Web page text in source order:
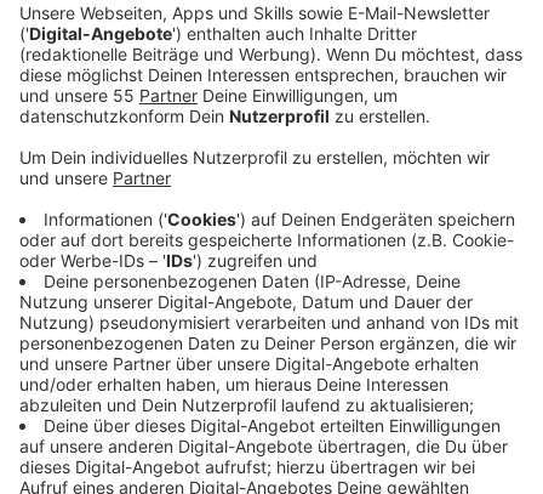
neues Freizeitangebot für die Sommerzeit.
Veröffentlicht:Freitag, 19.07.2024 06:25
Anzeige
suchen sie freiwillige Helfer. Die bringen sich z.B. beim
Getränkeverkauf oder bei der Deko ein. Dem Erlös des
Getränkeverkaufs liegt ein guter Zweck zu Grunde,
gefördert wird der Biergarten durch den
Verfügungfonds der Sozialen Stadt Sandheide. Zum
ersten Mal offen hat der Biergarten am Donnerstag
(08.08.) um 17 Uhr. Gesucht werden helfende Hände
über diestädtische Beteiligungsplattform.